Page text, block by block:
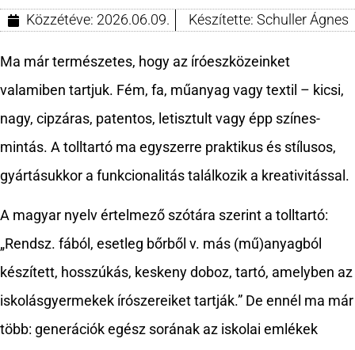
Közzétéve: 2026.06.09. Készítette: Schuller Ágnes
Ma már természetes, hogy az íróeszközeinket
valamiben tartjuk. Fém, fa, műanyag vagy textil – kicsi,
nagy, cipzáras, patentos, letisztult vagy épp színes-
mintás. A tolltartó ma egyszerre praktikus és stílusos,
gyártásukkor a funkcionalitás találkozik a kreativitással.
A magyar nyelv értelmező szótára szerint a tolltartó:
„Rendsz. fából, esetleg bőrből v. más (mű)anyagból
készített, hosszúkás, keskeny doboz, tartó, amelyben az
iskolásgyermekek írószereiket tartják.” De ennél ma már
több: generációk egész sorának az iskolai emlékek